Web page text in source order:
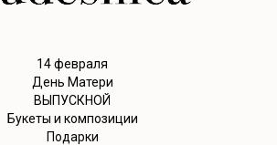
14 февраля
День Матери
ВЫПУСКНОЙ
Букеты и композиции
Подарки